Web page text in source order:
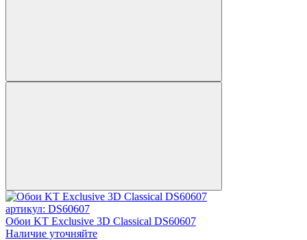
артикул: DS60607
Обои KT Exclusive 3D Classical DS60607
Наличие уточняйте